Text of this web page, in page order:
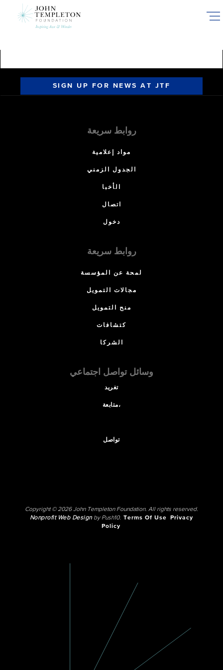
SIGN UP FOR NEWS AT JTF
روابط سريعة
مواد إعلامية
الجدول الزمني
الأخبا
اتصال
دخول
روابط سريعة
لمحة عن المؤسسة
مجالات التمويل
منح التمويل
كتشافات
الشركا
وسائل تواصل اجتماعي
تغريد
متابعة،
تواصل
Copyright © 2026 John Templeton Foundation. All rights reserved.
Nonprofit Web Designby Push10. Terms Of Use
Privacy
Policy